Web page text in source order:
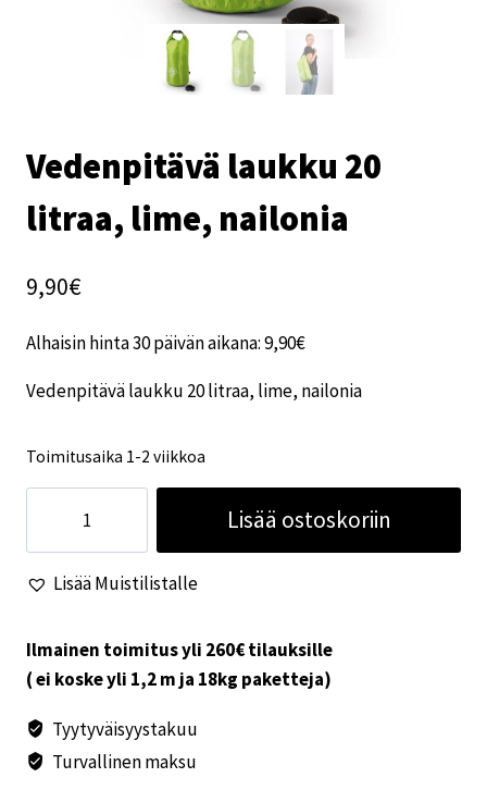
Vedenpitävä laukku 20
litraa, lime, nailonia
9,90€
Alhaisin hinta 30 päivän aikana:9,90€
Vedenpitävä laukku 20 litraa, lime, nailonia
Toimitusaika 1-2 viikkoa
20
litraa,
nailonia
määrä
Lisää ostoskoriin
Lisää Muistilistalle
Ilmainen toimitus yli 260€ tilauksille
( ei koske yli 1,2 m ja 18kg paketteja)
Tyytyväisyystakuu
Turvallinen maksu